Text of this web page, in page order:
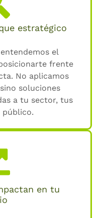
estratégico
entendemos el
frente
No aplicamos
soluciones
a tu sector, tus
público.
en tu